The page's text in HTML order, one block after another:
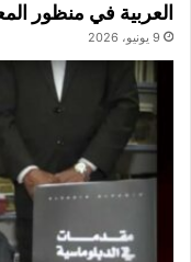
العربية في منظور
9 يونيو، 2026